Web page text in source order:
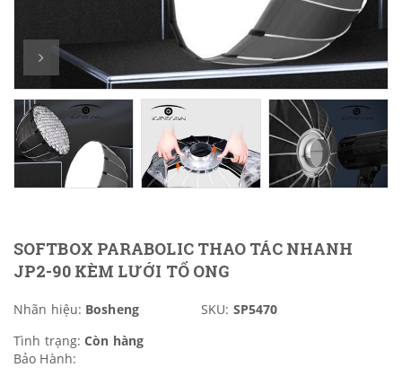
SOFTBOX PARABOLIC THAO TÁC NHANH
JP2-90 KÈM LƯỚI TỔ ONG
Nhãn hiệu: Bosheng SKU: SP5470
Tình trạng: Còn hàng
Bảo Hành: